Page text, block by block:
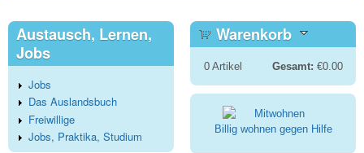
Austausch, Lernen,
Jobs
Jobs
Das Auslandsbuch
Freiwillige
Jobs, Praktika, Studium
Warenkorb
0Artikel Gesamt: €0.00
Billig wohnen gegen Hilfe